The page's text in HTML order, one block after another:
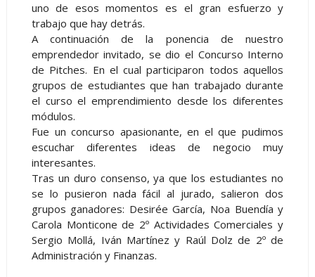
uno de esos momentos es el gran esfuerzo y
trabajo que hay detrás.
A continuación de la ponencia de nuestro
emprendedor invitado, se dio el Concurso Interno
de Pitches. En el cual participaron todos aquellos
grupos de estudiantes que han trabajado durante
el curso el emprendimiento desde los diferentes
módulos.
Fue un concurso apasionante, en el que pudimos
escuchar diferentes ideas de negocio muy
interesantes.
Tras un duro consenso, ya que los estudiantes no
se lo pusieron nada fácil al jurado, salieron dos
grupos ganadores: Desirée García, Noa Buendía y
Carola Monticone de 2º Actividades Comerciales y
Sergio Mollá, Iván Martínez y Raúl Dolz de 2º de
Administración y Finanzas.